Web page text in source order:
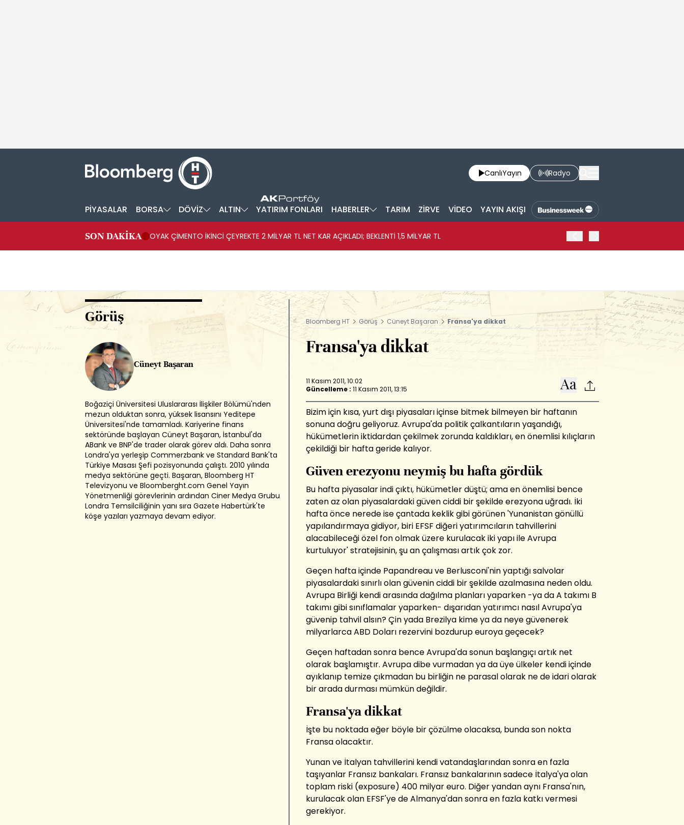
CanlıYayın Radyo
PİYASALAR BORSA DÖVİZ ALTIN YATIRIM FONLARI HABERLER TARIM ZİRVE VİDEO YAYIN AKIŞI
SON DAKİKA OYAK ÇİMENTO İKİNCİ ÇEYREKTE 2 MİLYAR TL NET KAR AÇIKLADI; BEKLENTİ 1,5 MİLYAR TL
Görüş
Cüneyt Başaran
Boğaziçi Üniversitesi Uluslararası İlişkiler Bölümü'nden
mezun olduktan sonra, yüksek lisansını Yeditepe
Üniversitesi'nde tamamladı. Kariyerine finans
sektöründe başlayan Cüneyt Başaran, İstanbul'da
ABank ve BNP'de trader olarak görev aldı. Daha sonra
Londra'ya yerleşip Commerzbank ve Standard Bank'ta
Türkiye Masası Şefi pozisyonunda çalıştı. 2010 yılında
medya sektörüne geçti. Başaran, Bloomberg HT
Televizyonu ve Bloomberght.com Genel Yayın
Yönetmenliği görevlerinin ardından Ciner Medya Grubu
Londra Temsilciliğinin yanı sıra Gazete Habertürk'te
köşe yazıları yazmaya devam ediyor.
Bloomberg HT Görüş Cüneyt Başaran Fransa'ya dikkat
Fransa'ya dikkat
11 Kasım 2011, 10:02
Güncelleme : 11 Kasım 2011, 13:15
Bizim için kısa, yurt dışı piyasaları içinse bitmek bilmeyen bir haftanın
sonuna doğru geliyoruz. Avrupa'da politik çalkantıların yaşandığı,
hükümetlerin iktidardan çekilmek zorunda kaldıkları, en önemlisi kılıçların
çekildiği bir hafta geride kalıyor.
Güven erezyonu neymiş bu hafta gördük
Bu hafta piyasalar indi çıktı, hükümetler düştü; ama en önemlisi bence
zaten az olan piyasalardaki güven ciddi bir şekilde erezyona uğradı. İki
hafta önce nerede ise çantada keklik gibi görünen 'Yunanistan gönüllü
yapılandırmaya gidiyor, biri EFSF diğeri yatırımcıların tahvillerini
alacabileceği özel fon olmak üzere kurulacak iki yapı ile Avrupa
kurtuluyor' stratejisinin, şu an çalışması artık çok zor.
Geçen hafta içinde Papandreau ve Berlusconi'nin yaptığı salvolar
piyasalardaki sınırlı olan güvenin ciddi bir şekilde azalmasına neden oldu.
Avrupa Birliği kendi arasında dağılma planları yaparken -ya da A takımı B
takımı gibi sınıflamalar yaparken- dışarıdan yatırımcı nasıl Avrupa'ya
güvenip tahvil alsın? Çin yada Brezilya kime ya da neye güvenerek
milyarlarca ABD Doları rezervini bozdurup euroya geçecek?
Geçen haftadan sonra bence Avrupa'da sonun başlangıçı artık net
olarak başlamıştır. Avrupa dibe vurmadan ya da üye ülkeler kendi içinde
ayıklanıp temize çıkmadan bu birliğin ne parasal olarak ne de idari olarak
bir arada durması mümkün değildir.
Fransa'ya dikkat
İşte bu noktada eğer böyle bir çözülme olacaksa, bunda son nokta
Fransa olacaktır.
Yunan ve İtalyan tahvillerini kendi vatandaşlarından sonra en fazla
taşıyanlar Fransız bankaları. Fransız bankalarının sadece İtalya'ya olan
toplam riski (exposure) 400 milyar euro. Diğer yandan aynı Fransa'nın,
kurulacak olan EFSF'ye de Almanya'dan sonra en fazla katkı vermesi
gerekiyor.